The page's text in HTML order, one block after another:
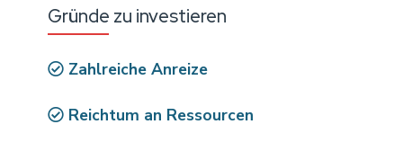
Gründe zu investieren
Zahlreiche Anreize
Reichtum an Ressourcen